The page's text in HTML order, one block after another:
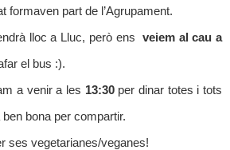
formaven part de l’Agrupament.
lloc a Lluc, però ens veiem al cau a
el bus :).
a venir a les 13:30per dinar totes i tots
bona per compartir.
ses vegetarianes/veganes!